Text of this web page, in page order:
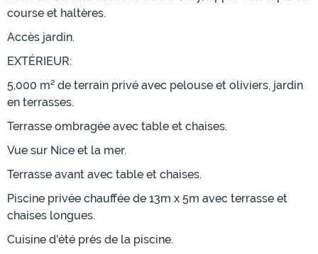
course et haltères.
Accès jardin.
EXTÉRIEUR:
5,000 m² de terrain privé avec pelouse et oliviers, jardin
en terrasses.
Terrasse ombragée avec table et chaises.
Vue sur Nice et la mer.
Terrasse avant avec table et chaises.
Piscine privée chauffée de 13m x 5m avec terrasse et
chaises longues.
Cuisine d'été près de la piscine.